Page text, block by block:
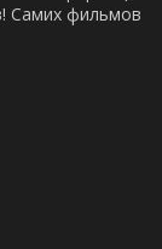
Самих фильмов